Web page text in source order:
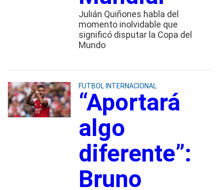
Julián Quiñones habla del
momento inolvidable que
significó disputar la Copa del
Mundo
FUTBOL INTERNACIONAL
“Aportará
algo
diferente”:
Bruno